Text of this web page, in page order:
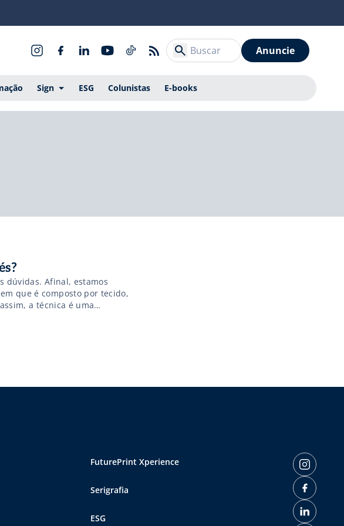
Anuncie
Sign ESG Colunistas E-books
dúvidas. Afinal, estamos
que é composto por tecido,
a técnica é uma
FuturePrint Xperience
Serigrafia
ESG